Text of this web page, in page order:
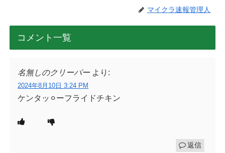
マイクラ速報管理人
コメント一覧
名無しのクリーパー より:
2024年8月10日 3:24 PM
ケンタッ⚪︎ーフライドチキン
返信